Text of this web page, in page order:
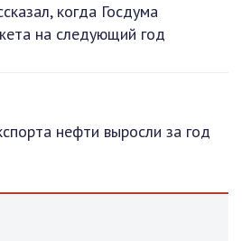
когда Госдума
на следующий год
нефти выросли за год